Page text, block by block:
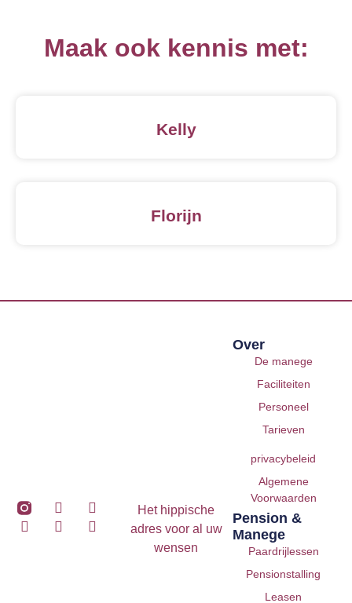
Maak ook kennis met:
Kelly
Florijn
Over
De manege
Faciliteiten
Personeel
Tarieven
privacybeleid
Algemene
Voorwaarden
Pension &
Manege
Paardrijlessen
Pensionstalling
Leasen
Het hippische
adres voor al uw
wensen